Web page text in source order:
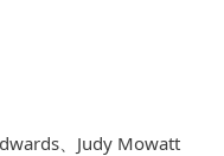
、Judy Mowatt